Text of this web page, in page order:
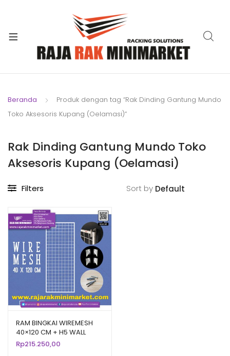
Beranda
Produk dengan tag “Rak Dinding Gantung Mundo
Toko Aksesoris Kupang (Oelamasi)”
Rak Dinding Gantung Mundo Toko
Aksesoris Kupang (Oelamasi)
Filters Sort by
RAM BINGKAI WIREMESH
40×120 CM + H5 WALL
PUTIH | Rak Dinding
Gantung Mundo Toko
Rp215.250,00